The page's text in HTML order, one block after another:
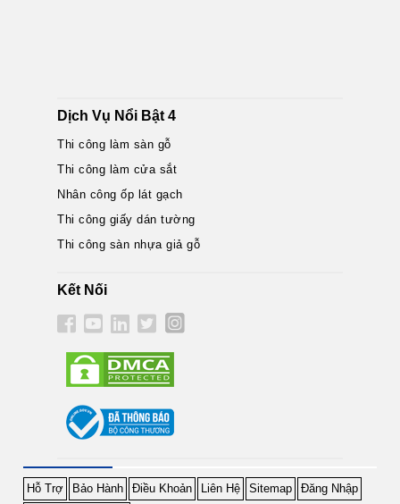
Dịch Vụ Nổi Bật 4
Thi công làm sàn gỗ
Thi công làm cửa sắt
Nhân công ốp lát gạch
Thi công giấy dán tường
Thi công sàn nhựa giả gỗ
Kết Nối
Hỗ Trợ Bảo Hành Điều Khoản Liên Hệ Sitemap Đăng Nhập